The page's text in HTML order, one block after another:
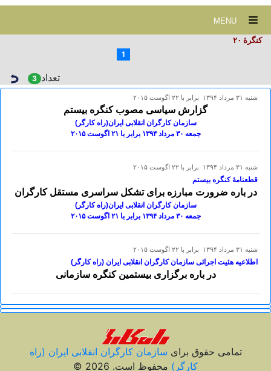
کنگرۀ ۲٠
1
تعداد 3
شنبه ۳۱ مرداد ۱۳۹۴ برابر با ۲۲ اگوست ۲۰۱۵
گزارش سیاسی مصوب کنگره بیستم
سازمان کارگران انقلابی ایران(راه کارگر)
جمعه ۳٠ مرداد ۱۳۹۴ برابر با ۲۱ اگوست ۲٠۱۵
شنبه ۳۱ مرداد ۱۳۹۴ برابر با ۲۲ اگوست ۲۰۱۵
قطعنامۀ کنگره بیستم
در باره ضرورت مبارزه برای تشکل سراسری مستقل کارگران
سازمان کارگران انقلابی ایران(راه کارگر)
جمعه ۳٠ مرداد ۱۳۹۴ برابر با ۲۱ اگوست ۲٠۱۵
شنبه ۳۱ مرداد ۱۳۹۴ برابر با ۲۲ اگوست ۲۰۱۵
اطلاعیه هئیت اجرائی سازمان کارگران انقلابی ایران (راه کارگر)
در باره برگزاری بیستمین کنگره سازمانی
تمامی حقوق برای سازمان کارگران انقلابی ايران (راه
کارگر) محفوظ است. 2026 ©